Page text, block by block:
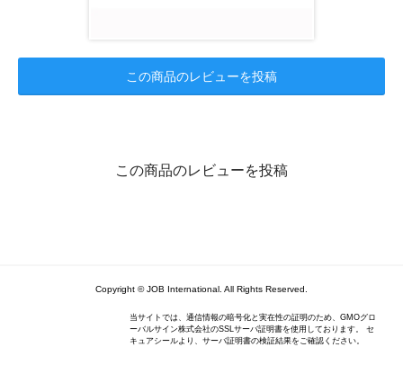
この商品のレビューを投稿
この商品のレビューを投稿
Copyright © JOB International. All Rights Reserved.
当サイトでは、通信情報の暗号化と実在性の証明のため、GMOグロ
ーバルサイン株式会社のSSLサーバ証明書を使用しております。 セ
キュアシールより、サーバ証明書の検証結果をご確認ください。